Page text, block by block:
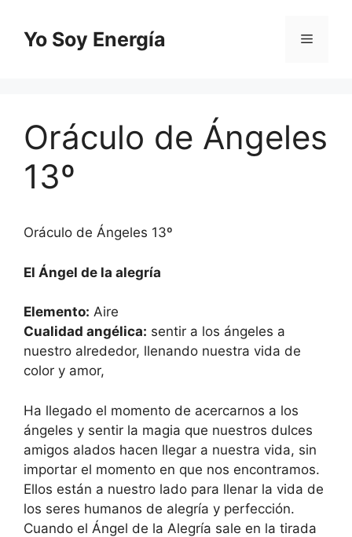
contenido
Yo Soy Energía Menú
Oráculo de Ángeles
13º
Oráculo de Ángeles 13º
El Ángel de la alegría
Elemento: Aire
Cualidad angélica: sentir a los ángeles a
nuestro alrededor, llenando nuestra vida de
color y amor,
Ha llegado el momento de acercarnos a los
ángeles y sentir la magia que nues­tros dulces
amigos alados hacen llegar a nuestra vida, sin
importar el momento en que nos encontramos.
Ellos están a nuestro lado para llenar la vida de
los seres humanos de alegría y perfección.
Cuando el Ángel de la Alegría sale en la tirada